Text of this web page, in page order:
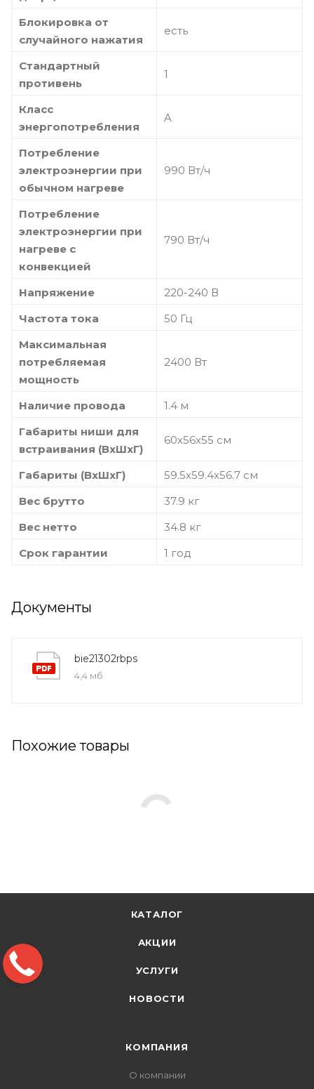
Блокировка от
случайного нажатия
есть
Стандартный
противень
1
Класс
энергопотребления
A
Потребление
электроэнергии при
обычном нагреве
990 Вт/ч
Потребление
электроэнергии при
нагреве с
конвекцией
790 Вт/ч
Напряжение
220-240 В
Частота тока
50 Гц
Максимальная
потребляемая
мощность
2400 Вт
Наличие провода
1.4 м
Габариты ниши для
встраивания (ВхШхГ)
60х56х55 см
Габариты (ВхШхГ)
59.5х59.4х56.7 см
Вес брутто
37.9 кг
Вес нетто
34.8 кг
Срок гарантии
1 год
Документы
bie21302rbps
4,4 мб
Похожие товары
КАТАЛОГ
АКЦИИ
УСЛУГИ
НОВОСТИ
КОМПАНИЯ
О компании